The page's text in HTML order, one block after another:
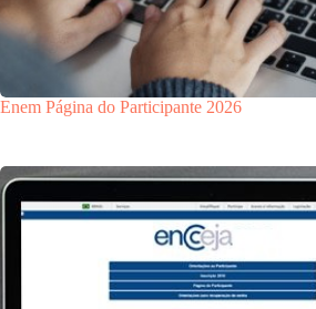
Enem Página do Participante 2026